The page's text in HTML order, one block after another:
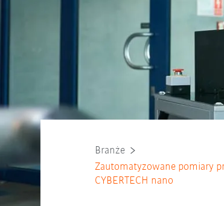
Branże
Zautomatyzowane pomiary
CYBERTECH nano